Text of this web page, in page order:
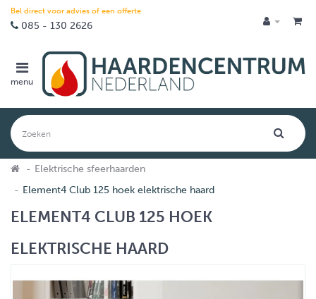
Bel direct voor advies of een offerte
085 - 130 2626
menu
Elektrische sfeerhaarden
Element4 Club 125 hoek elektrische haard
ELEMENT4 CLUB 125 HOEK
ELEKTRISCHE HAARD